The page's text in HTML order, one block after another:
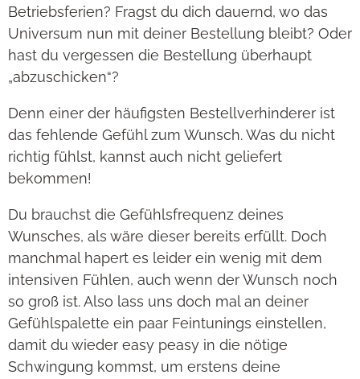
Betriebsferien? Fragst du dich dauernd, wo das
Universum nun mit deiner Bestellung bleibt? Oder
hast du vergessen die Bestellung überhaupt
„abzuschicken“?
Denn einer der häufigsten Bestellverhinderer ist
das fehlende Gefühl zum Wunsch. Was du nicht
richtig fühlst, kannst auch nicht geliefert
bekommen!
Du brauchst die Gefühlsfrequenz deines
Wunsches, als wäre dieser bereits erfüllt. Doch
manchmal hapert es leider ein wenig mit dem
intensiven Fühlen, auch wenn der Wunsch noch
so groß ist. Also lass uns doch mal an deiner
Gefühlspalette ein paar Feintunings einstellen,
damit du wieder easy peasy in die nötige
Schwingung kommst, um erstens deine